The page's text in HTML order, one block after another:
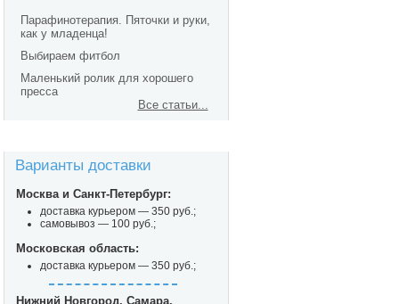
Парафинотерапия. Пяточки и руки,
как у младенца!
Выбираем фитбол
Маленький ролик для хорошего
пресса
Все статьи...
Варианты доставки
Москва и Санкт-Петербург:
доставка курьером — 350 руб.;
самовывоз — 100 руб.;
Московская область:
доставка курьером — 350 руб.;
Нижний Новгород, Самара,